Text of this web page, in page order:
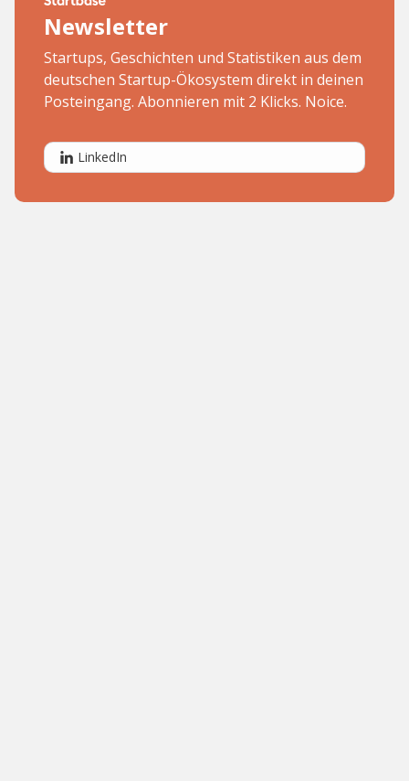
Newsletter
Startups, Geschichten und Statistiken aus dem
deutschen Startup-Ökosystem direkt in deinen
Posteingang. Abonnieren mit 2 Klicks. Noice.
LinkedIn